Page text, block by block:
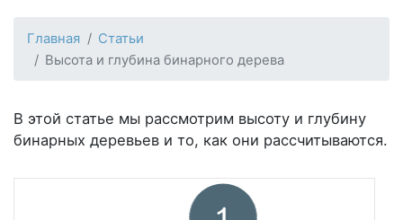
Главная
Статьи
Высота и глубина бинарного дерева
В этой статье мы рассмотрим высоту и глубину
бинарных деревьев и то, как они рассчитываются.